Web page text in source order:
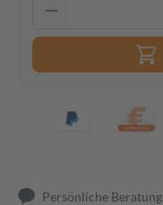
Persönliche Beratung